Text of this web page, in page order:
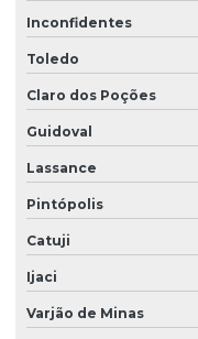
Inconfidentes
Toledo
Claro dos Poções
Guidoval
Lassance
Pintópolis
Catuji
Ijaci
Varjão de Minas